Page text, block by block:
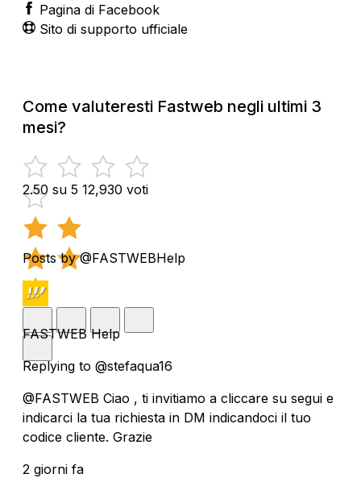
Pagina di Facebook
Sito di supporto ufficiale
Come valuteresti Fastweb negli ultimi 3
mesi?
2.50 su 5 12,930 voti
Posts by @FASTWEBHelp
FASTWEB Help
Replying to @stefaqua16
@FASTWEB Ciao , ti invitiamo a cliccare su segui e
indicarci la tua richiesta in DM indicandoci il tuo
codice cliente. Grazie
2 giorni fa